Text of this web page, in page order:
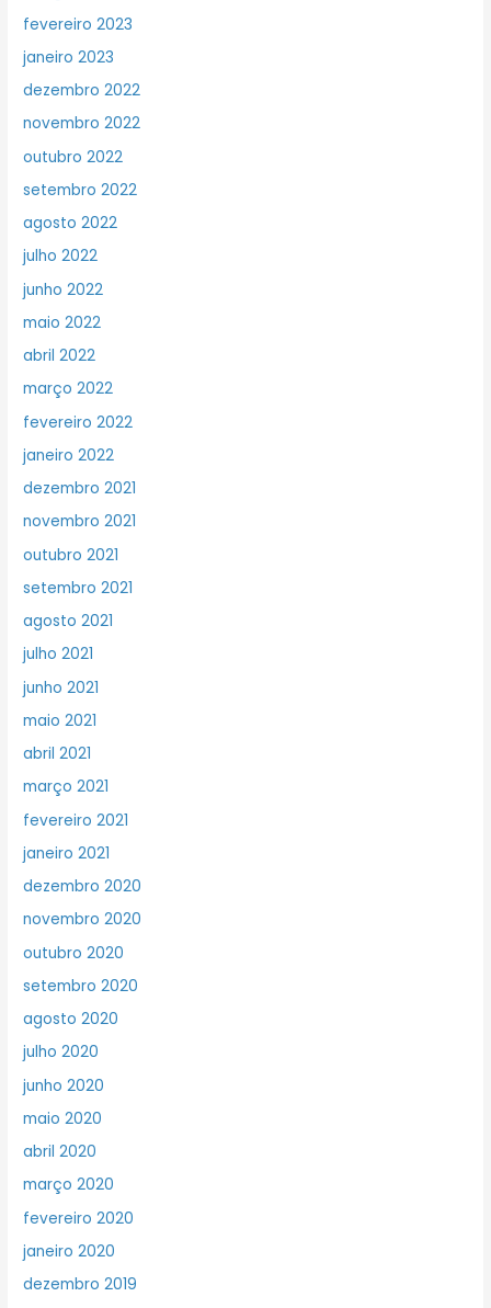
fevereiro 2023
janeiro 2023
dezembro 2022
novembro 2022
outubro 2022
setembro 2022
agosto 2022
julho 2022
junho 2022
maio 2022
abril 2022
março 2022
fevereiro 2022
janeiro 2022
dezembro 2021
novembro 2021
outubro 2021
setembro 2021
agosto 2021
julho 2021
junho 2021
maio 2021
abril 2021
março 2021
fevereiro 2021
janeiro 2021
dezembro 2020
novembro 2020
outubro 2020
setembro 2020
agosto 2020
julho 2020
junho 2020
maio 2020
abril 2020
março 2020
fevereiro 2020
janeiro 2020
dezembro 2019